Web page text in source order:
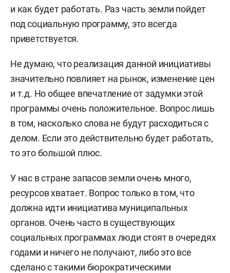
и как будет работать. Раз часть земли пойдет
под социальную программу, это всегда
приветствуется.
Не думаю, что реализация данной инициативы
значительно повлияет на рынок, изменение цен
и т.д. Но общее впечатление от задумки этой
программы очень положительное. Вопрос лишь
в том, насколько слова не будут расходиться с
делом. Если это действительно будет работать,
то это большой плюс.
У нас в стране запасов земли очень много,
ресурсов хватает. Вопрос только в том, что
должна идти инициатива муниципальных
органов. Очень часто в существующих
социальных программах люди стоят в очередях
годами и ничего не получают, либо это все
сделано с такими бюрократическими